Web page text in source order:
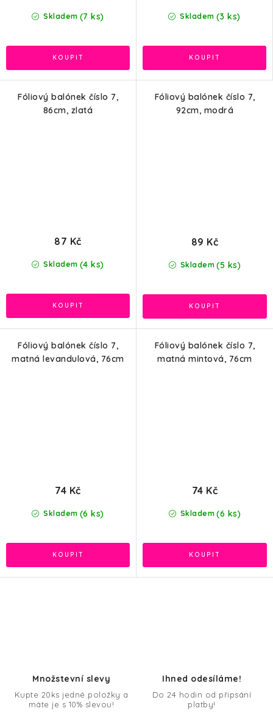
Skladem (7 ks) Skladem (3 ks)
Fóliový balónek číslo 7,
86cm, zlatá
Skladem (4 ks)
87 Kč
Fóliový balónek číslo 7,
92cm, modrá
Skladem (5 ks)
89 Kč
Fóliový balónek číslo 7,
matná levandulová, 76cm
Skladem (6 ks)
74 Kč
Fóliový balónek číslo 7,
matná mintová, 76cm
Skladem (6 ks)
74 Kč
Množstevní slevy
Kupte 20ks jedné položky a
máte je s 10% slevou!
Ihned odesíláme!
Do 24 hodin od připsání
platby!